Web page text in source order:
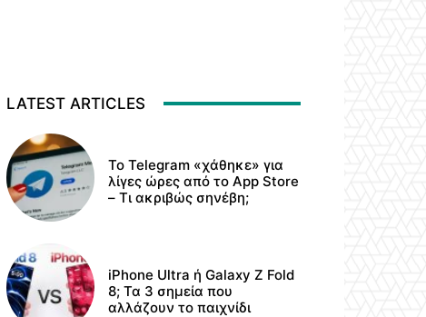
LATEST ARTICLES
Το Telegram «χάθηκε» για
λίγες ώρες από το App Store
– Τι ακριβώς σηνέβη;
iPhone Ultra ή Galaxy Z Fold
8; Τα 3 σημεία που
αλλάζουν το παιχνίδι